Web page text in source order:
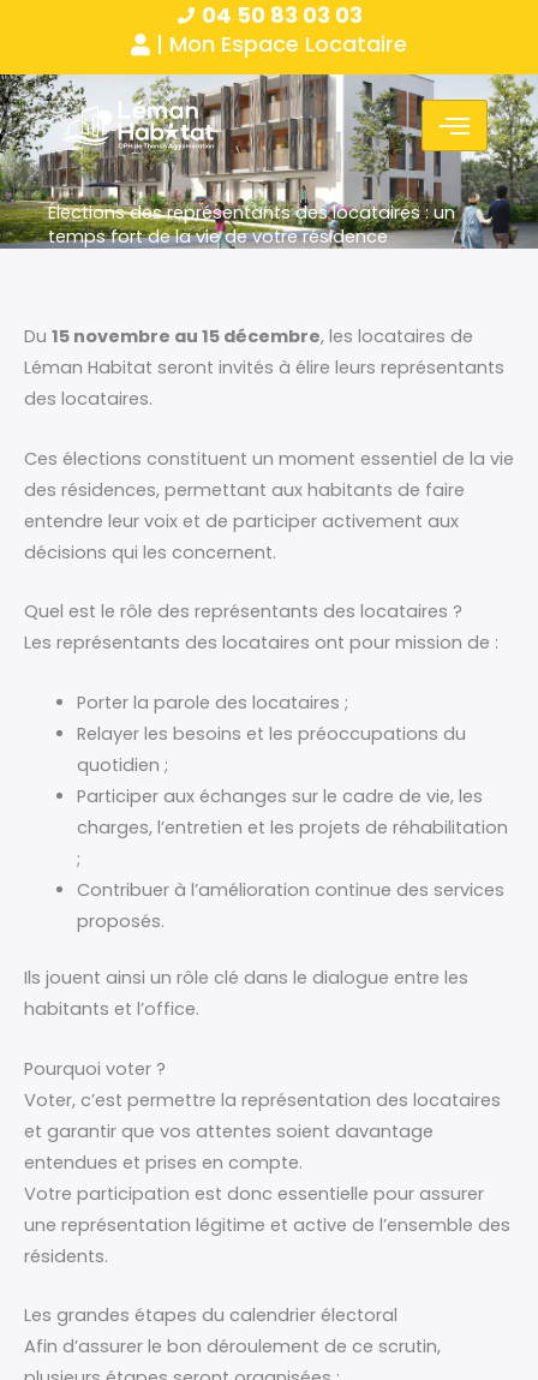
Panneau de gestion des cookies
contenu
04 50 83 03 03
| Mon Espace Locataire
Élections des représentants des locataires : un
temps fort de la vie de votre résidence
Du 15 novembre au 15 décembre, les locataires de
Léman Habitat seront invités à élire leurs représentants
des locataires.
Ces élections constituent un moment essentiel de la vie
des résidences, permettant aux habitants de faire
entendre leur voix et de participer activement aux
décisions qui les concernent.
Quel est le rôle des représentants des locataires ?
Les représentants des locataires ont pour mission de :
Porter la parole des locataires ;
Relayer les besoins et les préoccupations du
quotidien ;
Participer aux échanges sur le cadre de vie, les
charges, l’entretien et les projets de réhabilitation
;
Contribuer à l’amélioration continue des services
proposés.
Ils jouent ainsi un rôle clé dans le dialogue entre les
habitants et l’office.
Pourquoi voter ?
Voter, c’est permettre la représentation des locataires
et garantir que vos attentes soient davantage
entendues et prises en compte.
Votre participation est donc essentielle pour assurer
une représentation légitime et active de l’ensemble des
résidents.
Les grandes étapes du calendrier électoral
Afin d’assurer le bon déroulement de ce scrutin,